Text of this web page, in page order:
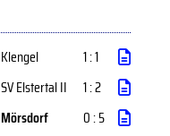
Klengel
1 : 1
SV Elstertal II
1 : 2
Mörsdorf 0 : 5